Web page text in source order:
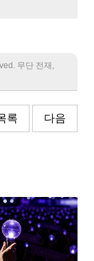
무단 전재,
록 다음